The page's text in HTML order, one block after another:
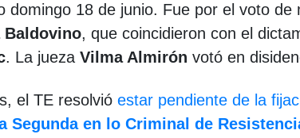
domingo 18 de junio. Fue por el voto de
Baldovino, que coincidieron con el
. La jueza Vilma Almirón votó en
el TE resolvió estar pendiente de la
Segunda en lo Criminal de